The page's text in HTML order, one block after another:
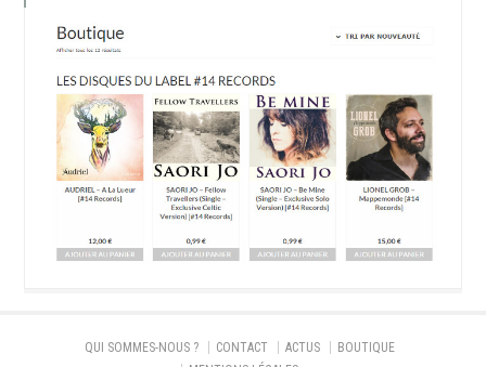
QUI SOMMES-NOUS ? CONTACT ACTUS
BOUTIQUE